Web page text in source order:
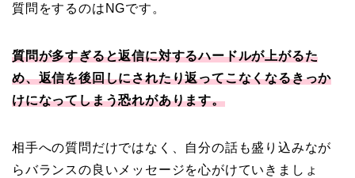
質問をするのはNGです。
質問が多すぎると返信に対するハードルが上がるた
め、返信を後回しにされたり返ってこなくなるきっか
けになってしまう恐れがあります。
相手への質問だけではなく、自分の話も盛り込みなが
らバランスの良いメッセージを心がけていきましょ